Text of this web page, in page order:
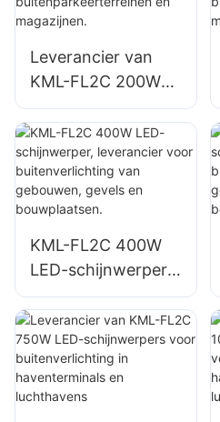
bewegwijzering.
Leverancier van
KML-FL2C 200W
LED-schijnwerpers
voor
buitenparkeerterrei
nen en magazijnen.
KML-FL2C 400W
LED-schijnwerper,
leverancier voor
buitenverlichting
van gebouwen,
gevels en
bouwplaatsen.